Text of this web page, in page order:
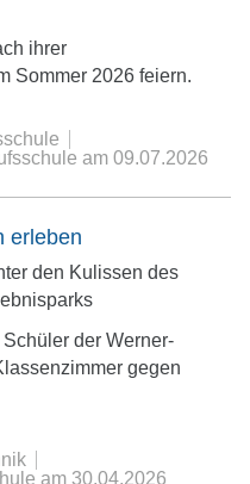
ihrer
Sommer 2026 feiern.
am 09.07.2026
erleben
den Kulissen des
der Werner-
gegen
am 30.04.2026